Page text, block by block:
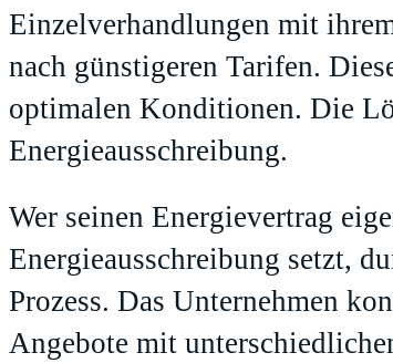
Einzelverhandlungen mit
nach günstigeren Tarifen.
optimalen Konditionen. Die
Energieausschreibung.
Wer seinen Energievertrag
Energieausschreibung setzt,
Prozess. Das Unternehmen
Angebote mit